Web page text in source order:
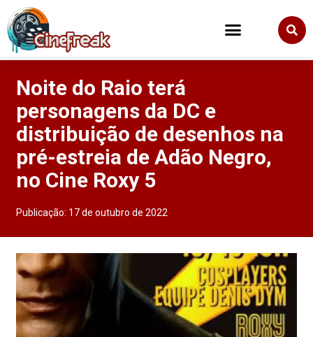
Noite do Raio terá
personagens da DC e
distribuição de desenhos na
pré-estreia de Adão Negro,
no Cine Roxy 5
Publicação: 17 de outubro de 2022